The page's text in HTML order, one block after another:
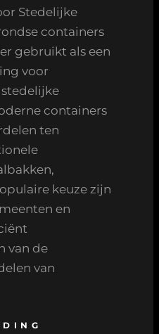
Stedelijke
containers
gebruikt als een
voor
containers
ten
keuze zijn
en
van de
van